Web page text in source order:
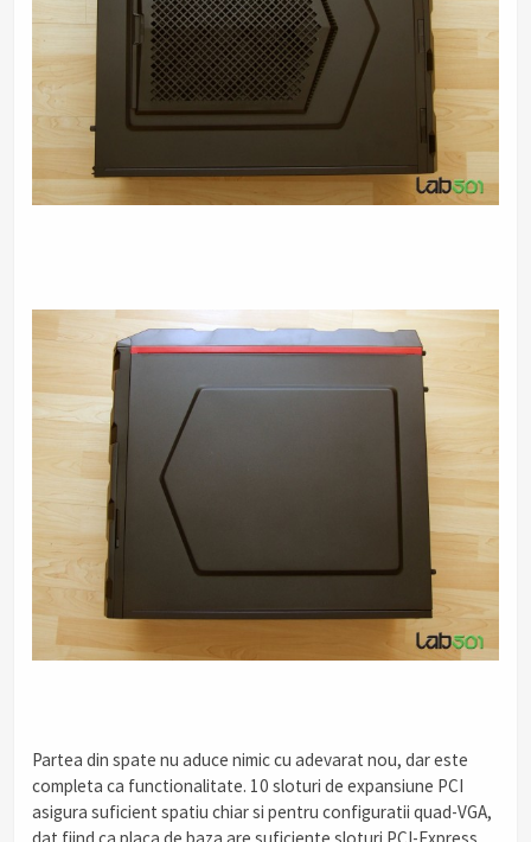
Partea din spate nu aduce nimic cu adevarat nou, dar este
completa ca functionalitate. 10 sloturi de expansiune PCI
asigura suficient spatiu chiar si pentru configuratii quad-VGA,